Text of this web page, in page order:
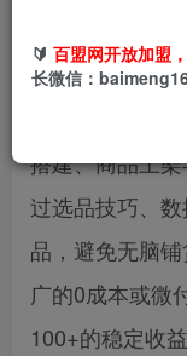
务玩法与细分铺
速掌握小红书
搭建、商品上
过选品技巧、
品，避免无脑
广的0成本或微
100+的稳定收
🔰 百盟网开放加盟
长微信：